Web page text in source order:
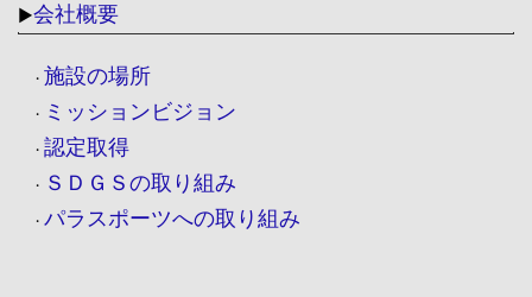
▶会社概要
・ 施設の場所
・ ミッションビジョン
・ 認定取得
・ ＳＤＧＳの取り組み
・ パラスポーツへの取り組み